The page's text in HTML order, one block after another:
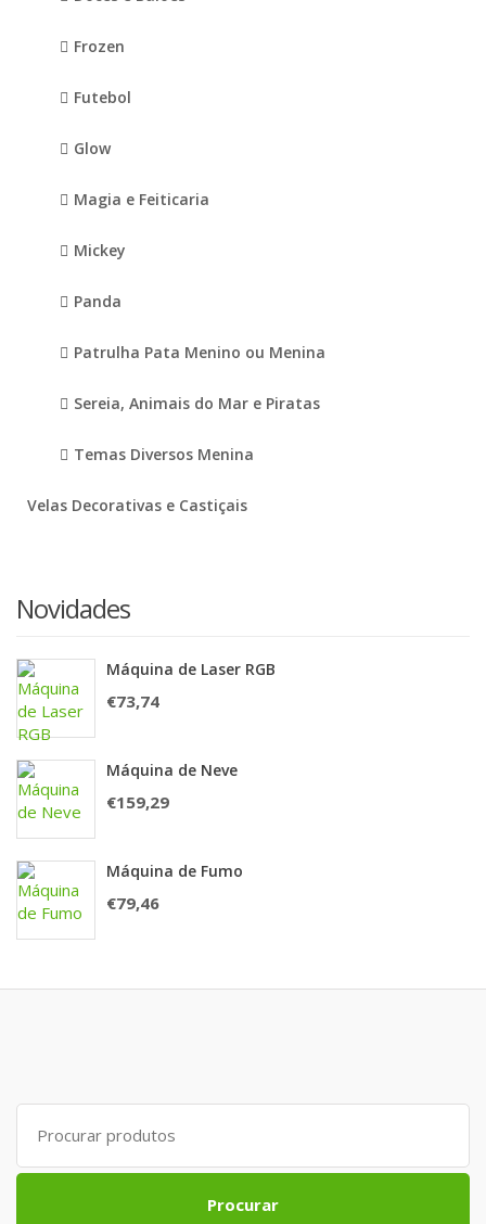
Frozen
Futebol
Glow
Magia e Feiticaria
Mickey
Panda
Patrulha Pata Menino ou Menina
Sereia, Animais do Mar e Piratas
Temas Diversos Menina
Velas Decorativas e Castiçais
Novidades
Máquina de Laser RGB
€73,74
Máquina de Neve
€159,29
Máquina de Fumo
€79,46
Search
for:
Procurar